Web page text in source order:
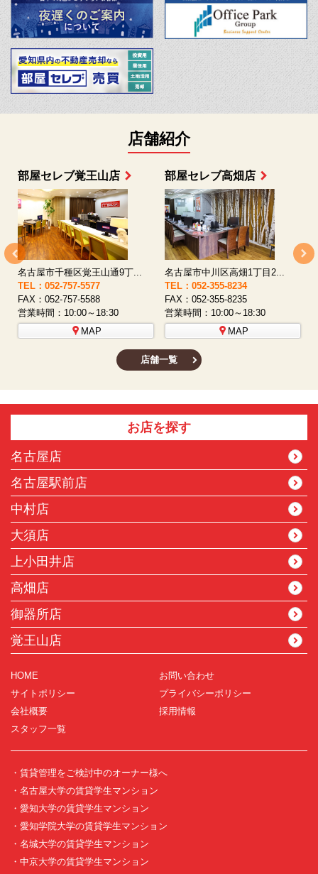
店舗紹介
部屋セレブ上小田井店
名古屋市西区八筋町277 ...
TEL：052-508-5933
FAX：052-508-5930
営業時間：10:00～18:30
MAP
部屋セレブ中村店
名古屋市中村区太閤通9-1...
TEL：052-481-0853
FAX：052-481-3587
営業時間：10:00～18:30
MAP
店舗一覧
お店を探す
名古屋店
名古屋駅前店
中村店
大須店
上小田井店
高畑店
御器所店
覚王山店
HOME
お問い合わせ
サイトポリシー
プライバシーポリシー
会社概要
採用情報
スタッフ一覧
・賃貸管理をご検討中のオーナー様へ
・名古屋大学の賃貸学生マンション
・愛知大学の賃貸学生マンション
・愛知学院大学の賃貸学生マンション
・名城大学の賃貸学生マンション
・中京大学の賃貸学生マンション